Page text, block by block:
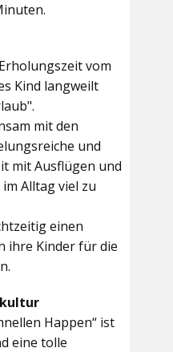
vom
Kind langweilt
mit den
und
mit Ausflügen und
Alltag viel zu
einen
ihre Kinder für die
Happen“ ist
eine tolle